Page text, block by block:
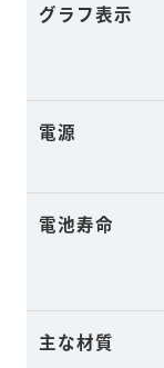
グラフ表示
電源
電池寿命
主な材質